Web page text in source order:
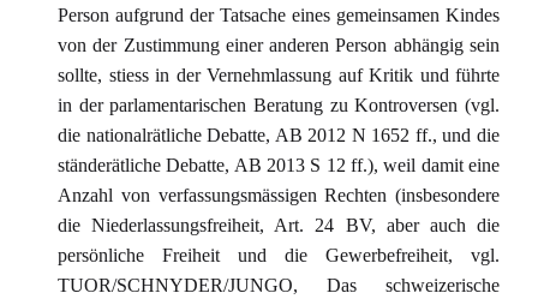
Person aufgrund der Tatsache eines gemeinsamen Kindes
von der Zustimmung einer anderen Person abhängig sein
sollte, stiess in der Vernehmlassung auf Kritik und führte
in der parlamentarischen Beratung zu Kontroversen (vgl.
die nationalrätliche Debatte, AB 2012 N 1652 ff., und die
ständerätliche Debatte, AB 2013 S 12 ff.), weil damit eine
Anzahl von verfassungsmässigen Rechten (insbesondere
die Niederlassungsfreiheit, Art. 24 BV, aber auch die
persönliche Freiheit und die Gewerbefreiheit, vgl.
TUOR/SCHNYDER/JUNGO, Das schweizerische